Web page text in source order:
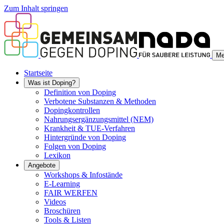
Zum Inhalt springen
Startseite
Was ist Doping?
Definition von Doping
Verbotene Substanzen & Methoden
Dopingkontrollen
Nahrungsergänzungsmittel (NEM)
Krankheit & TUE-Verfahren
Hintergründe von Doping
Folgen von Doping
Lexikon
Angebote
Workshops & Infostände
E-Learning
FAIR WERFEN
Videos
Broschüren
Tools & Listen